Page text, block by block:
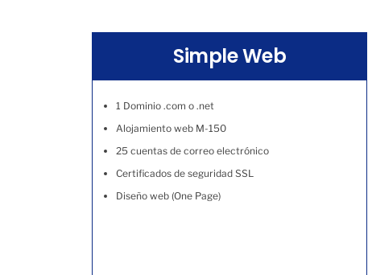
Simple Web
1 Dominio .com o .net
Alojamiento web M-150
25 cuentas de correo electrónico
Certificados de seguridad SSL
Diseño web (One Page)